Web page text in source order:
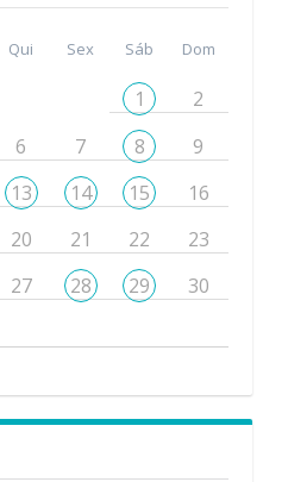
Qui Sex Sáb Dom
1
2
6 7 8
9
13 14 15
16
20 21 22
23
27 28 29
30